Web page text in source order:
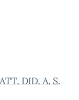
DID. A. S.